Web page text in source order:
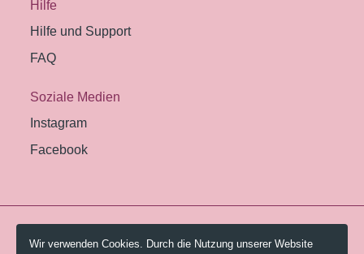
Hilfe
Hilfe und Support
FAQ
Soziale Medien
Instagram
Facebook
© 2026 Pestalozzi-Bibliothek Zürich.
Wir verwenden Cookies. Durch die Nutzung unserer Website